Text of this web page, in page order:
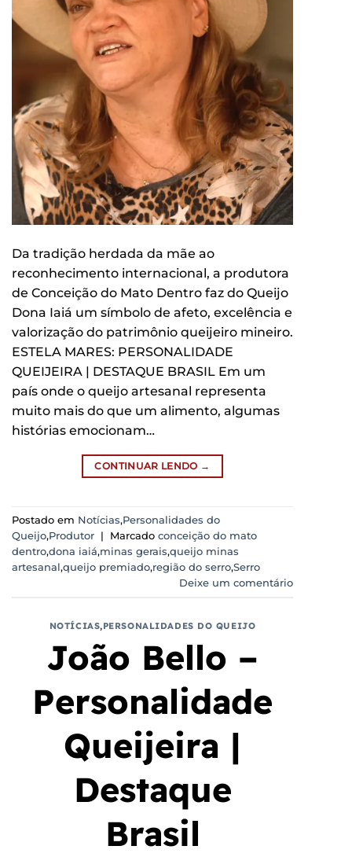
Da tradição herdada da mãe ao
reconhecimento internacional, a produtora
de Conceição do Mato Dentro faz do Queijo
Dona Iaiá um símbolo de afeto, excelência e
valorização do patrimônio queijeiro mineiro.
ESTELA MARES: PERSONALIDADE
QUEIJEIRA | DESTAQUE BRASIL Em um
país onde o queijo artesanal representa
muito mais do que um alimento, algumas
histórias emocionam…
CONTINUAR LENDO →
Postado em Notícias,Personalidades do
Queijo,Produtor | Marcado conceição do mato
dentro,dona iaiá,minas gerais,queijo minas
artesanal,queijo premiado,região do serro,Serro
Deixe um comentário
NOTÍCIAS,PERSONALIDADES DO QUEIJO
João Bello –
Personalidade
Queijeira |
Destaque
Brasil